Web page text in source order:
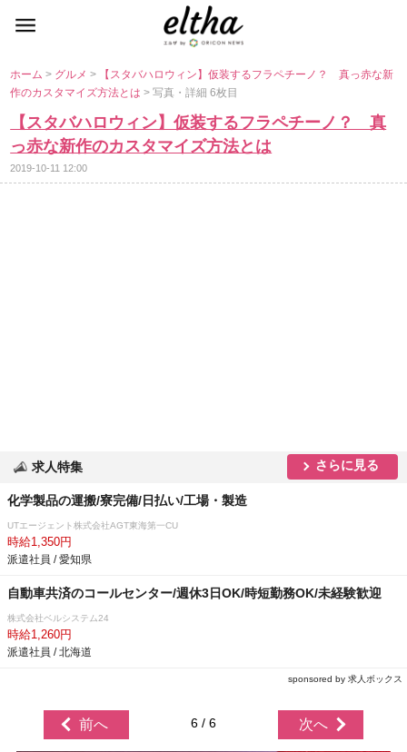
ホーム> グルメ>
【スタバハロウィン】仮装するフラペチーノ？ 真っ赤な新
作のカスタマイズ方法とは> 写真・詳細 6枚目
【スタバハロウィン】仮装するフラペチーノ？ 真
っ赤な新作のカスタマイズ方法とは
2019-10-11 12:00
求人特集 さらに見る
化学製品の運搬/寮完備/日払い/工場・製造
UTエージェント株式会社AGT東海第一CU
時給1,350円
派遣社員 / 愛知県
自動車共済のコールセンター/週休3日OK/時短勤務OK/未経験歓迎
株式会社ベルシステム24
時給1,260円
派遣社員 / 北海道
sponsored by 求人ボックス
前へ 6 / 6 次へ